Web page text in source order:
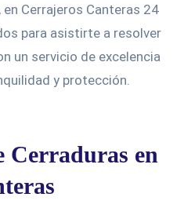
Cerrajeros Canteras 24
para asistirte a resolver
un servicio de excelencia
y protección.
Cerraduras en